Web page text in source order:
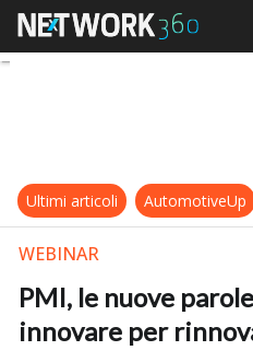
PMI,
Ultimi articoli AutomotiveUp
WEBINAR
PMI, le nuove
innovare per